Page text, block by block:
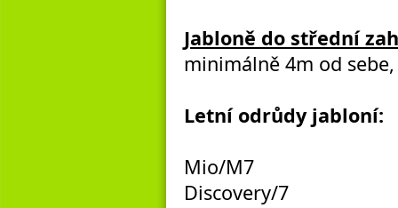
Jabloně do střední
minimálně 4m od
Letní odrůdy jabloní:
Mio/M7
Discovery/7